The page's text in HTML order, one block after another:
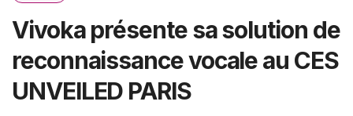
Vivoka présente sa solution de
reconnaissance vocale au CES
UNVEILED PARIS